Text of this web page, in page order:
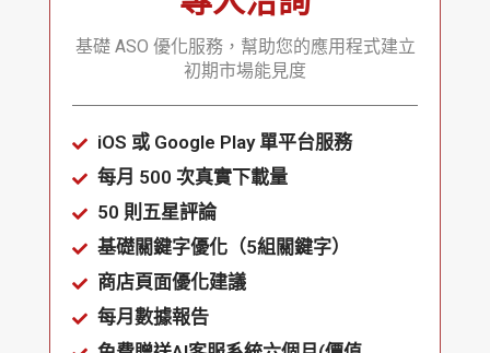
基礎 ASO 優化服務，幫助您的應用程式建立
初期市場能見度
iOS 或 Google Play 單平台服務
每月 500 次真實下載量
50 則五星評論
基礎關鍵字優化（5組關鍵字）
商店頁面優化建議
每月數據報告